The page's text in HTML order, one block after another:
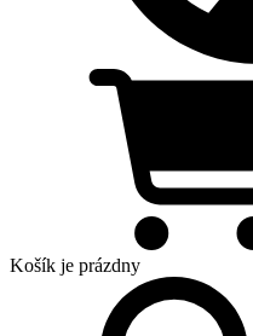
Košík je prázdny